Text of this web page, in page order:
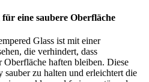
eine saubere Oberfläche
Glass ist mit einer
die verhindert, dass
haften bleiben. Diese
zu halten und erleichtert die